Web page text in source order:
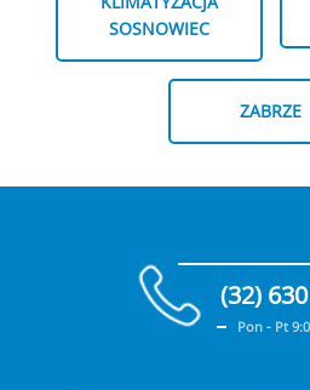
SOSNOWIEC
ZABRZE
(32)
Pon - Pt